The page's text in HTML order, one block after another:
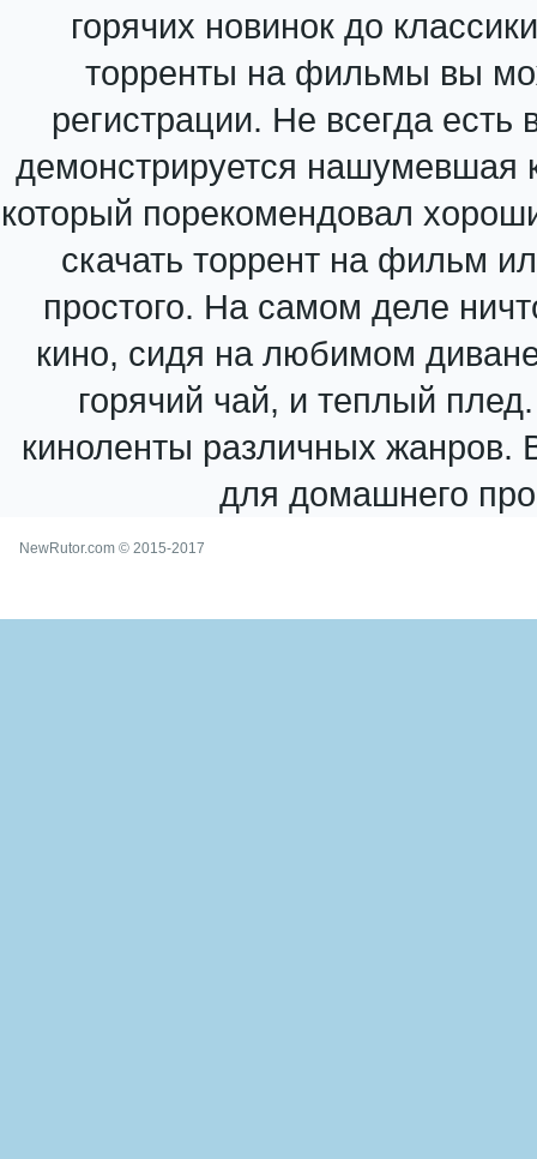
горячих новинок до
торренты на фильмы вы
регистрации. Не всегда есть
демонстрируется нашумевшая
который порекомендовал
скачать торрент на фильм
простого. На самом деле
кино, сидя на любимом
горячий чай, и теплый
киноленты различных жанров.
для домашнего
NewRutor.com © 2015-2017